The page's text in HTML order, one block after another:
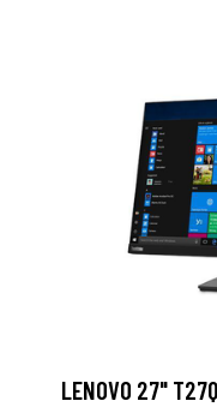
LENOVO 27"